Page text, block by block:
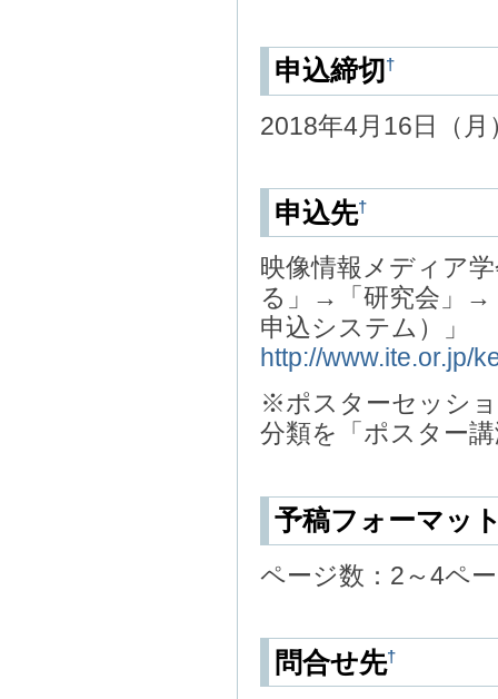
申込締切 †
2018年4月16日（月
申込先†
映像情報メディア
る」→「研究会」→
申込システム）」
http://www.ite.or.jp/
※ポスターセッシ
分類を「ポスター
予稿フォーマッ
ページ数：2～4ペ
問合せ先†